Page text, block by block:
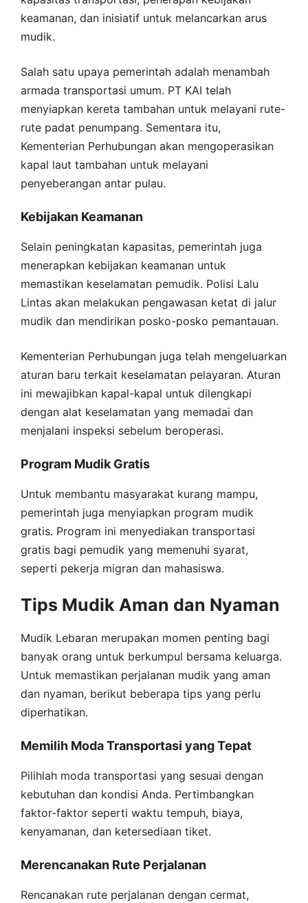
keamanan, dan inisiatif untuk melancarkan arus
mudik.
Salah satu upaya pemerintah adalah menambah
armada transportasi umum. PT KAI telah
menyiapkan kereta tambahan untuk melayani rute-
rute padat penumpang. Sementara itu,
Kementerian Perhubungan akan mengoperasikan
kapal laut tambahan untuk melayani
penyeberangan antar pulau.
Kebijakan Keamanan
Selain peningkatan kapasitas, pemerintah juga
menerapkan kebijakan keamanan untuk
memastikan keselamatan pemudik. Polisi Lalu
Lintas akan melakukan pengawasan ketat di jalur
mudik dan mendirikan posko-posko pemantauan.
Kementerian Perhubungan juga telah mengeluarkan
aturan baru terkait keselamatan pelayaran. Aturan
ini mewajibkan kapal-kapal untuk dilengkapi
dengan alat keselamatan yang memadai dan
menjalani inspeksi sebelum beroperasi.
Program Mudik Gratis
Untuk membantu masyarakat kurang mampu,
pemerintah juga menyiapkan program mudik
gratis. Program ini menyediakan transportasi
gratis bagi pemudik yang memenuhi syarat,
seperti pekerja migran dan mahasiswa.
Tips Mudik Aman dan Nyaman
Mudik Lebaran merupakan momen penting bagi
banyak orang untuk berkumpul bersama keluarga.
Untuk memastikan perjalanan mudik yang aman
dan nyaman, berikut beberapa tips yang perlu
diperhatikan.
Memilih Moda Transportasi yang Tepat
Pilihlah moda transportasi yang sesuai dengan
kebutuhan dan kondisi Anda. Pertimbangkan
faktor-faktor seperti waktu tempuh, biaya,
kenyamanan, dan ketersediaan tiket.
Merencanakan Rute Perjalanan
Rencanakan rute perjalanan dengan cermat,